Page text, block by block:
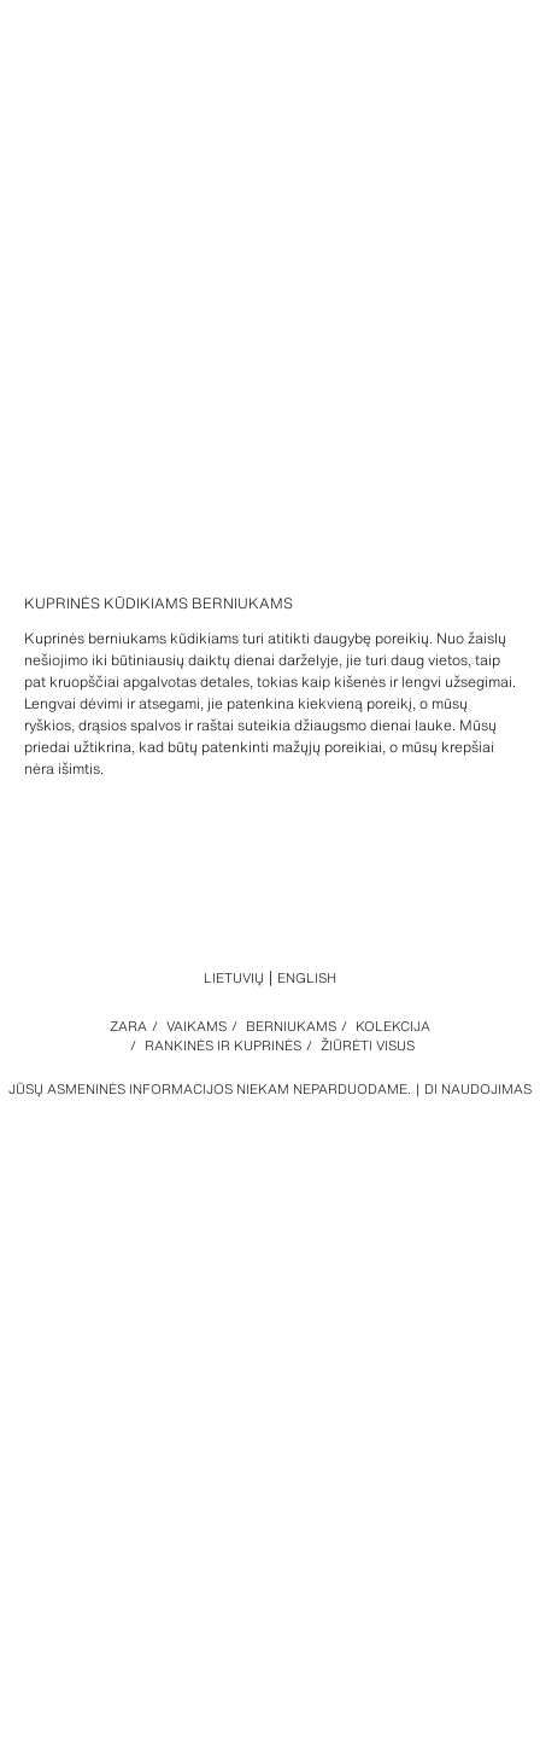
KUPRINĖS KŪDIKIAMS BERNIUKAMS
Kuprinės berniukams kūdikiams turi atitikti daugybę poreikių. Nuo žaislų
nešiojimo iki būtiniausių daiktų dienai darželyje, jie turi daug vietos, taip
pat kruopščiai apgalvotas detales, tokias kaip kišenės ir lengvi užsegimai.
Lengvai dėvimi ir atsegami, jie patenkina kiekvieną poreikį, o mūsų
ryškios, drąsios spalvos ir raštai suteikia džiaugsmo dienai lauke. Mūsų
priedai užtikrina, kad būtų patenkinti mažųjų poreikiai, o mūsų krepšiai
nėra išimtis.
JŪSŲ ASMENINĖS INFORMACIJOS NIEKAM NEPARDUODAME. DI NAUDOJIMAS
ZARA / VAIKAMS / BERNIUKAMS / KOLEKCIJA
/ RANKINĖS IR KUPRINĖS / ŽIŪRĖTI VISUS
LIETUVIŲ ENGLISH